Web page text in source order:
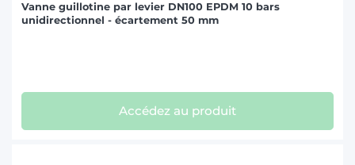
Vanne guillotine par levier DN100 EPDM 10 bars
unidirectionnel - écartement 50 mm
Accédez au produit